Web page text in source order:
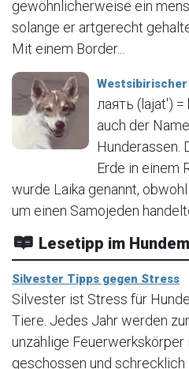
gewöhnlicherweise ein
solange er artgerecht
Mit einem Border...
Westsibirischer
лаять (lajat′)
auch der
Hunderassen.
Erde in einem
wurde Laika genannt,
um einen Samojeden
Lesetipp im
Silvester Tipps gegen Stress
Silvester ist Stress für
Tiere. Jedes Jahr werden
unzählige Feuerwerkskörper
geschossen und schrecklich